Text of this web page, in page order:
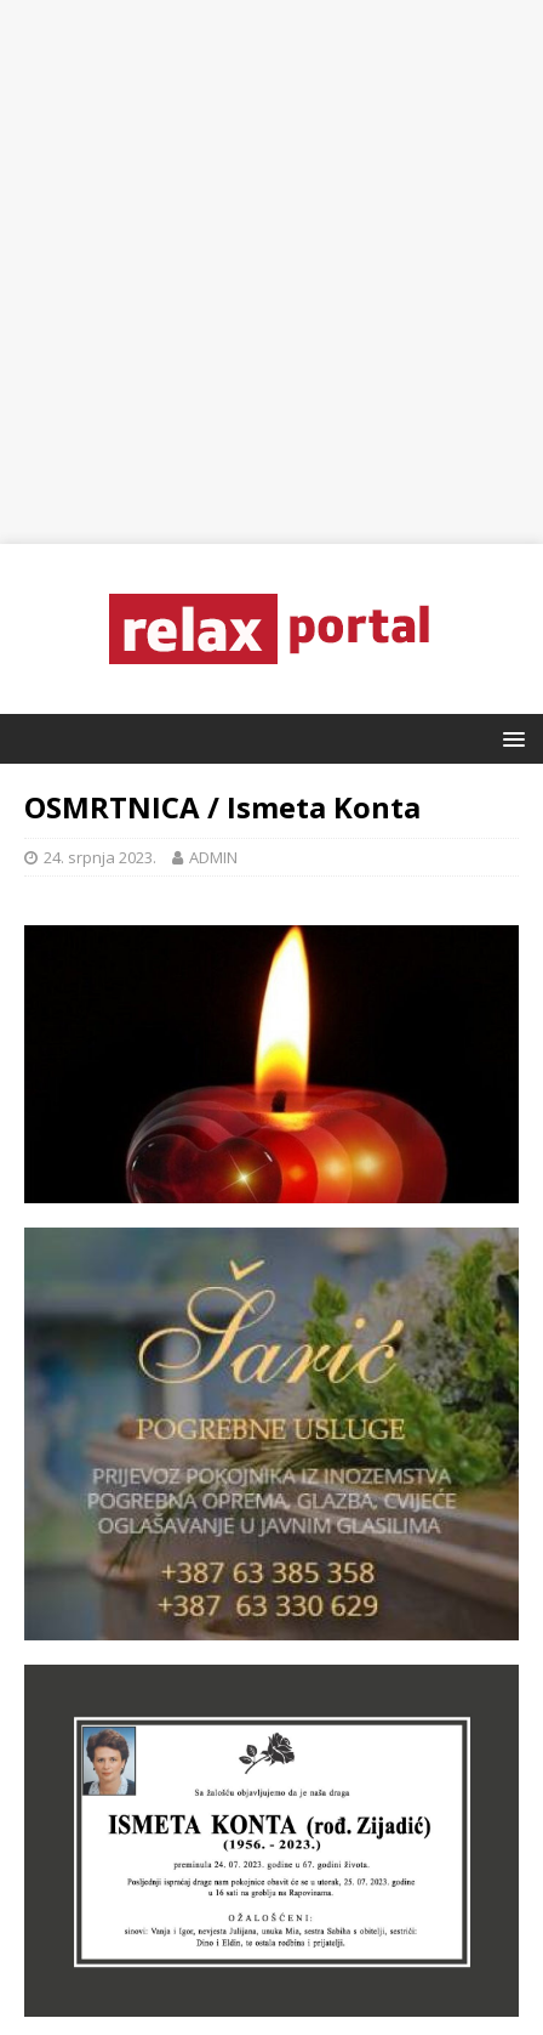
OSMRTNICA / Ismeta Konta
24. srpnja 2023. ADMIN